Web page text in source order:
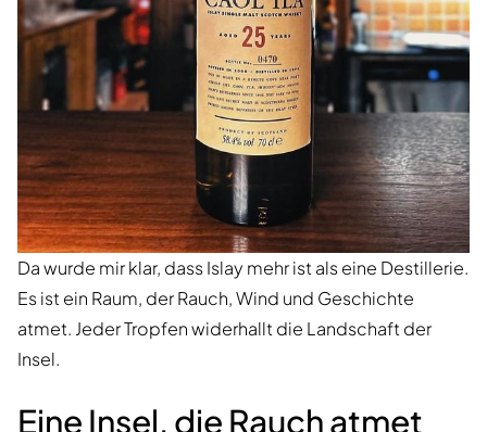
Da wurde mir klar, dass Islay mehr ist als eine Destillerie.
Es ist ein Raum, der Rauch, Wind und Geschichte
atmet. Jeder Tropfen widerhallt die Landschaft der
Insel.
Eine Insel, die Rauch atmet